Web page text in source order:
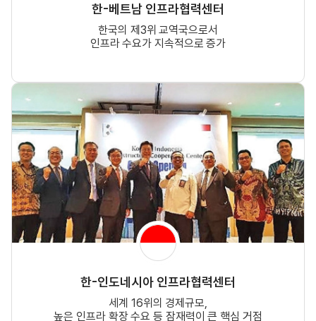
한-베트남 인프라협력센터
한국의 제3위 교역국으로서
인프라 수요가 지속적으로 증가
한-인도네시아 인프라협력센터
세계 16위의 경제규모,
높은 인프라 확장 수요 등 잠재력이 큰 핵심 거점